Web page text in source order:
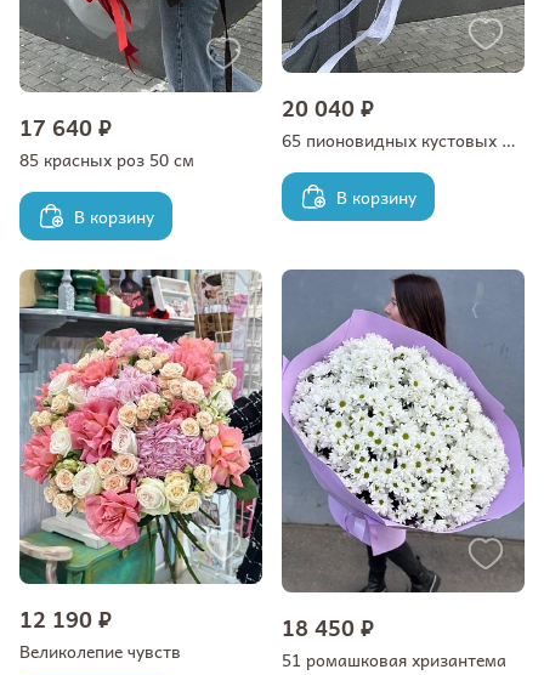
17 640 ₽
85 красных роз 50 см
В корзину
20 040 ₽
65 пионовидных кустовых роз
В корзину
12 190 ₽
Великолепие чувств
18 450 ₽
51 ромашковая хризантема